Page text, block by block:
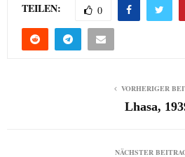
TEILEN: 0
VORHERIGER
Lhasa,
NÄCHSTER